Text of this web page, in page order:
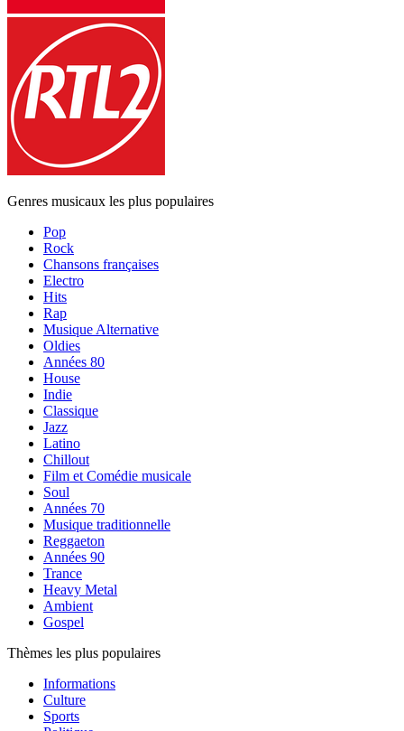
Genres musicaux les plus populaires
Pop
Rock
Chansons françaises
Electro
Hits
Rap
Musique Alternative
Oldies
Années 80
House
Indie
Classique
Jazz
Latino
Chillout
Film et Comédie musicale
Soul
Années 70
Musique traditionnelle
Reggaeton
Années 90
Trance
Heavy Metal
Ambient
Gospel
Thèmes les plus populaires
Informations
Culture
Sports